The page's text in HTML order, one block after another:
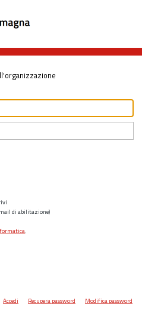
di abilitazione)
.
Accedi Recupera password Modifica password